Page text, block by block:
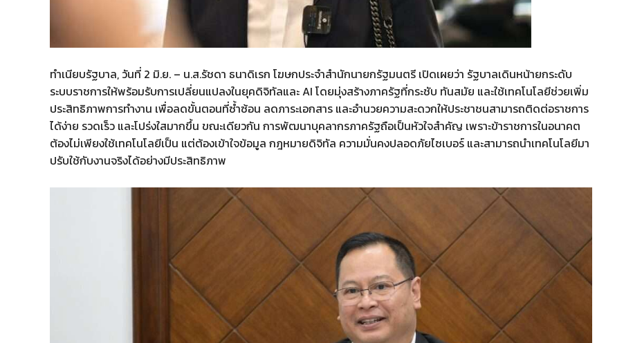
ทำเนียบรัฐบาล, วันที่ 2 มิ.ย. – น.ส.รัชดา ธนาดิเรก โฆษกประจำสำนักนายกรัฐมนตรี เปิดเผยว่า รัฐบาลเดินหน้ายกระดับ
ระบบราชการให้พร้อมรับการเปลี่ยนแปลงในยุคดิจิทัลและ AI โดยมุ่งสร้างภาครัฐที่กระชับ ทันสมัย และใช้เทคโนโลยีช่วยเพิ่ม
ประสิทธิภาพการทำงาน เพื่อลดขั้นตอนที่ซ้ำซ้อน ลดภาระเอกสาร และอำนวยความสะดวกให้ประชาชนสามารถติดต่อราชการ
ได้ง่าย รวดเร็ว และโปร่งใสมากขึ้น ขณะเดียวกัน การพัฒนาบุคลากรภาครัฐถือเป็นหัวใจสำคัญ เพราะข้าราชการในอนาคต
ต้องไม่เพียงใช้เทคโนโลยีเป็น แต่ต้องเข้าใจข้อมูล กฎหมายดิจิทัล ความมั่นคงปลอดภัยไซเบอร์ และสามารถนำเทคโนโลยีมา
ปรับใช้กับงานจริงได้อย่างมีประสิทธิภาพ